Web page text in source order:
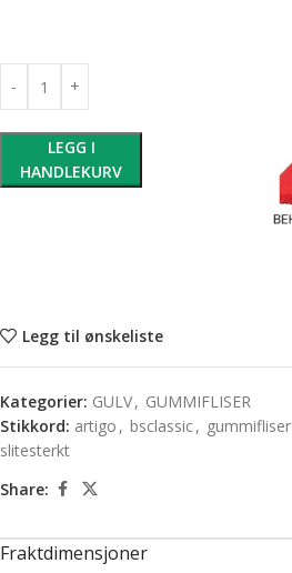
LEGG I
HANDLEKURV
Legg til ønskeliste
Kategorier: GULV, GUMMIFLISER
Stikkord: artigo , bsclassic, gummifliser
slitesterkt
Share:
Fraktdimensjoner